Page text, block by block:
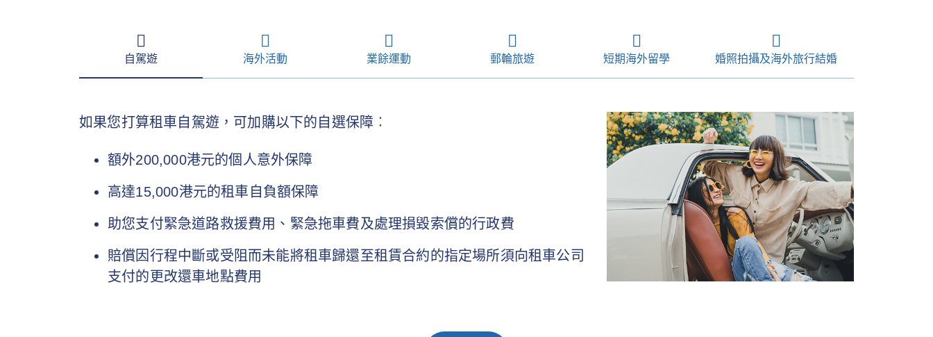
自駕遊 海外活動 業餘運動 郵輪旅遊 短期海外留學 婚照拍攝及海外旅行結婚
如果您打算租車自駕遊，可加購以下的自選保障︰
額外200,000港元的個人意外保障
高達15,000港元的租車自負額保障
助您支付緊急道路救援費用、緊急拖車費及處理損毀索償的行政費
賠償因行程中斷或受阻而未能將租車歸還至租賃合約的指定場所須向租車公司
支付的更改還車地點費用